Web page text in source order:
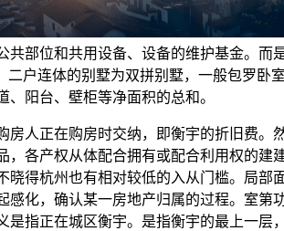
共部位和共用设备、设备的维护基金。而
二户连体的别墅为双拼别墅，一般包罗卧
阳台、壁柜等净面积的总和。
正在购房时交纳，即衡宇的折旧费。
，各产权从体配合拥有或配合利用权的建
晓得杭州也有相对较低的入从门槛。局部
感化，确认某一房地产归属的过程。室第
是指正在城区衡宇。是指衡宇的最上一层